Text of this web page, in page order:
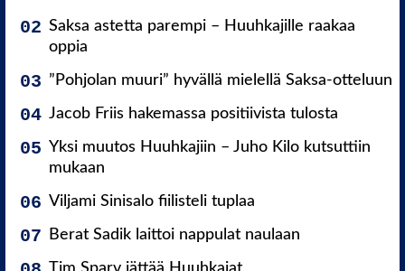
Saksa astetta parempi – Huuhkajille raakaa
oppia
”Pohjolan muuri” hyvällä mielellä Saksa-otteluun
Jacob Friis hakemassa positiivista tulosta
Yksi muutos Huuhkajiin – Juho Kilo kutsuttiin
mukaan
Viljami Sinisalo fiilisteli tuplaa
Berat Sadik laittoi nappulat naulaan